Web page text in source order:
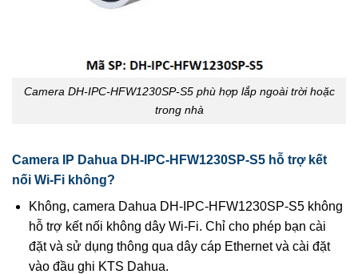
Camera DH-IPC-HFW1230SP-S5 phù hợp lắp ngoài trời hoặc
trong nhà
Camera IP Dahua DH-IPC-HFW1230SP-S5 hỗ trợ kết
nối Wi-Fi không?
Không, camera Dahua DH-IPC-HFW1230SP-S5 không
hỗ trợ kết nối không dây Wi-Fi. Chỉ cho phép bạn cài
đặt và sử dụng thông qua dây cáp Ethernet và cài đặt
vào đầu ghi KTS Dahua.